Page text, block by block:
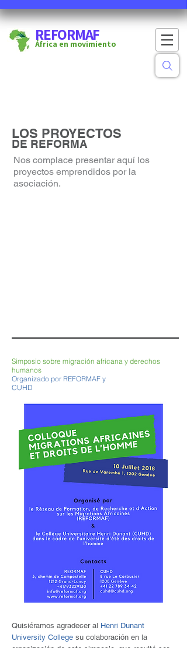
REFORMAF
África en movimiento
LOS PROYECTOS
DE REFORMA
Nos complace presentar aquí los
proyectos emprendidos por la
asociación.
Simposio sobre migración africana y derechos
humanos
Organizado por REFORMAF y
CUHD
Quisiéramos agradecer al Henri Dunant
University College su colaboración en la